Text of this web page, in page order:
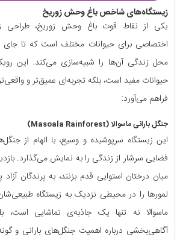
زیستگاه‌های شاخص باغ وحش زوریخ
یکی از نقاط قوت باغ وحش زوریخ، طراحی
اختصاصی برای حیوانات مختلف است که تا
محل زندگی آن‌ها را شبیه‌سازی می‌کند. این
حیوانات مفید است، بلکه تجربه‌ای عمیق‌تر و واقعی‌تر
فراهم می‌آورد:
جنگل بارانی ماسوالا (Masoala Rainforest)
این زیستگاه سرپوشیده و وسیع، با الهام از
فضایی سرشار از زندگی را به نمایش می‌گذارد.
میان درختان استوایی قدم بزنند، به پرندگان
لمورها را در محیطی نزدیک به زیستگاه
ماسوالا نه تنها یک جاذبه‌ی تماشایی
آگاهی‌بخشی درباره اهمیت جنگل‌های بارانی و